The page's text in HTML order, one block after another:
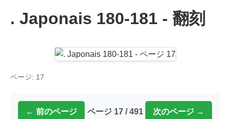
. Japonais 180-181 - 翻刻
ページ: 17
← 前のページ ページ 17 / 491 次のページ →